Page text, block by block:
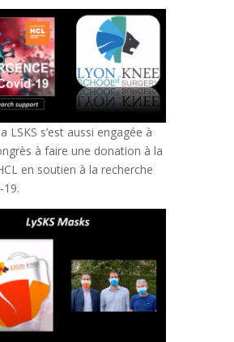
LSKS s’est aussi engagée à
à faire une donation à la
en soutien à la recherche
19.